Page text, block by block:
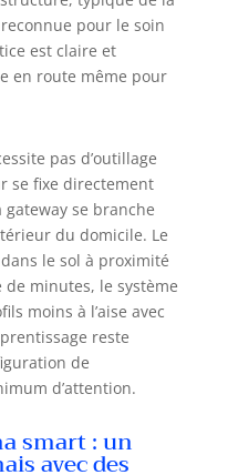
Water
smart
de
fiable
de vos
soyez
de
:
jusqu'à 6
par jour, en
et
via
: 1X
pour le soin
est claire et
en route même pour
pas d’outillage
se fixe directement
se branche
du domicile. Le
le sol à proximité
minutes, le système
moins à l’aise avec
reste
de
d’attention.
smart : un
avec des